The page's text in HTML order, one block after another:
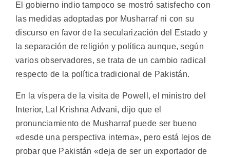
El gobierno indio tampoco se mostró satisfecho con
las medidas adoptadas por Musharraf ni con su
discurso en favor de la secularización del Estado y
la separación de religión y política aunque, según
varios observadores, se trata de un cambio radical
respecto de la política tradicional de Pakistán.
En la víspera de la visita de Powell, el ministro del
Interior, Lal Krishna Advani, dijo que el
pronunciamiento de Musharraf puede ser bueno
«desde una perspectiva interna», pero está lejos de
probar que Pakistán «deja de ser un exportador de